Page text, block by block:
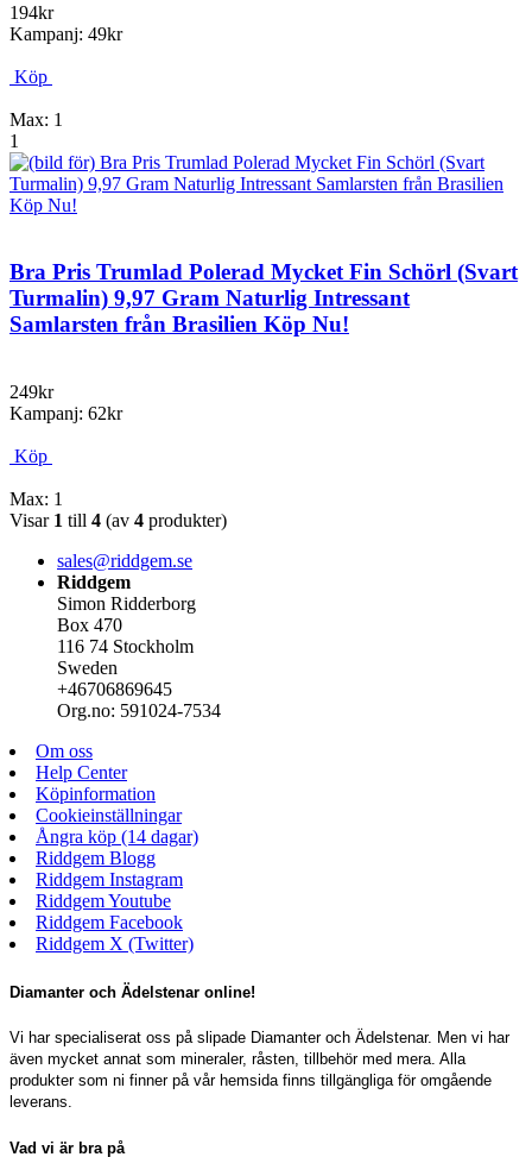
194kr
Kampanj: 49kr
Köp
Max: 1
1
Bra Pris Trumlad Polerad Mycket Fin Schörl (Svart
Turmalin) 9,97 Gram Naturlig Intressant
Samlarsten från Brasilien Köp Nu!
249kr
Kampanj: 62kr
Köp
Max: 1
Visar 1 till 4 (av 4 produkter)
sales@riddgem.se
Riddgem
Simon Ridderborg
Box 470
116 74 Stockholm
Sweden
+46706869645
Org.no: 591024-7534
Om oss
Help Center
Köpinformation
Cookieinställningar
Ångra köp (14 dagar)
Riddgem Blogg
Riddgem Instagram
Riddgem Youtube
Riddgem Facebook
Riddgem X (Twitter)
Diamanter och Ädelstenar online!
Vi har specialiserat oss på slipade Diamanter och Ädelstenar. Men vi har
även mycket annat som mineraler, råsten, tillbehör med mera. Alla
produkter som ni finner på vår hemsida finns tillgängliga för omgående
leverans.
Vad vi är bra på